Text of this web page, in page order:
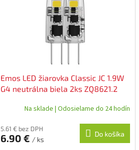
Emos LED žiarovka Classic JC 1.9W
G4 neutrálna biela 2ks ZQ8621.2
Na sklade | Odosielame do 24 hodín
5.61 € bez DPH
6.90 € / ks
Do košíka